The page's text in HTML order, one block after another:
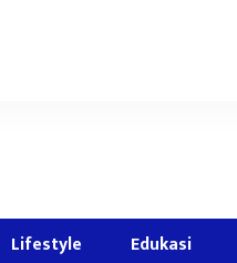
Lifestyle Edukasi